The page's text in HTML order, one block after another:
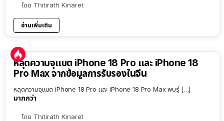
โดย Thitirath Kinaret
อ่านเพิ่มเติม
หลุดความจุแบต iPhone 18 Pro และ iPhone 18
Pro Max จากข้อมูลการรับรองในจีน
หลุดความจุแบต iPhone 18 Pro และ iPhone 18 Pro Max พบรุ่ […]
มากกว่า
โดย Thitirath Kinaret